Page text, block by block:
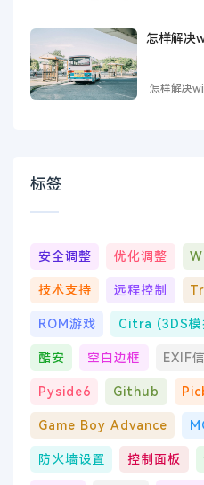
怎样解决
怎样解决
标签
安全调整 优化调整
技术支持 远程控制
ROM游戏 Citra (3DS模
酷安 空白边框 EXIF
Pyside6 Github
Game Boy Advance
防火墙设置 控制面板